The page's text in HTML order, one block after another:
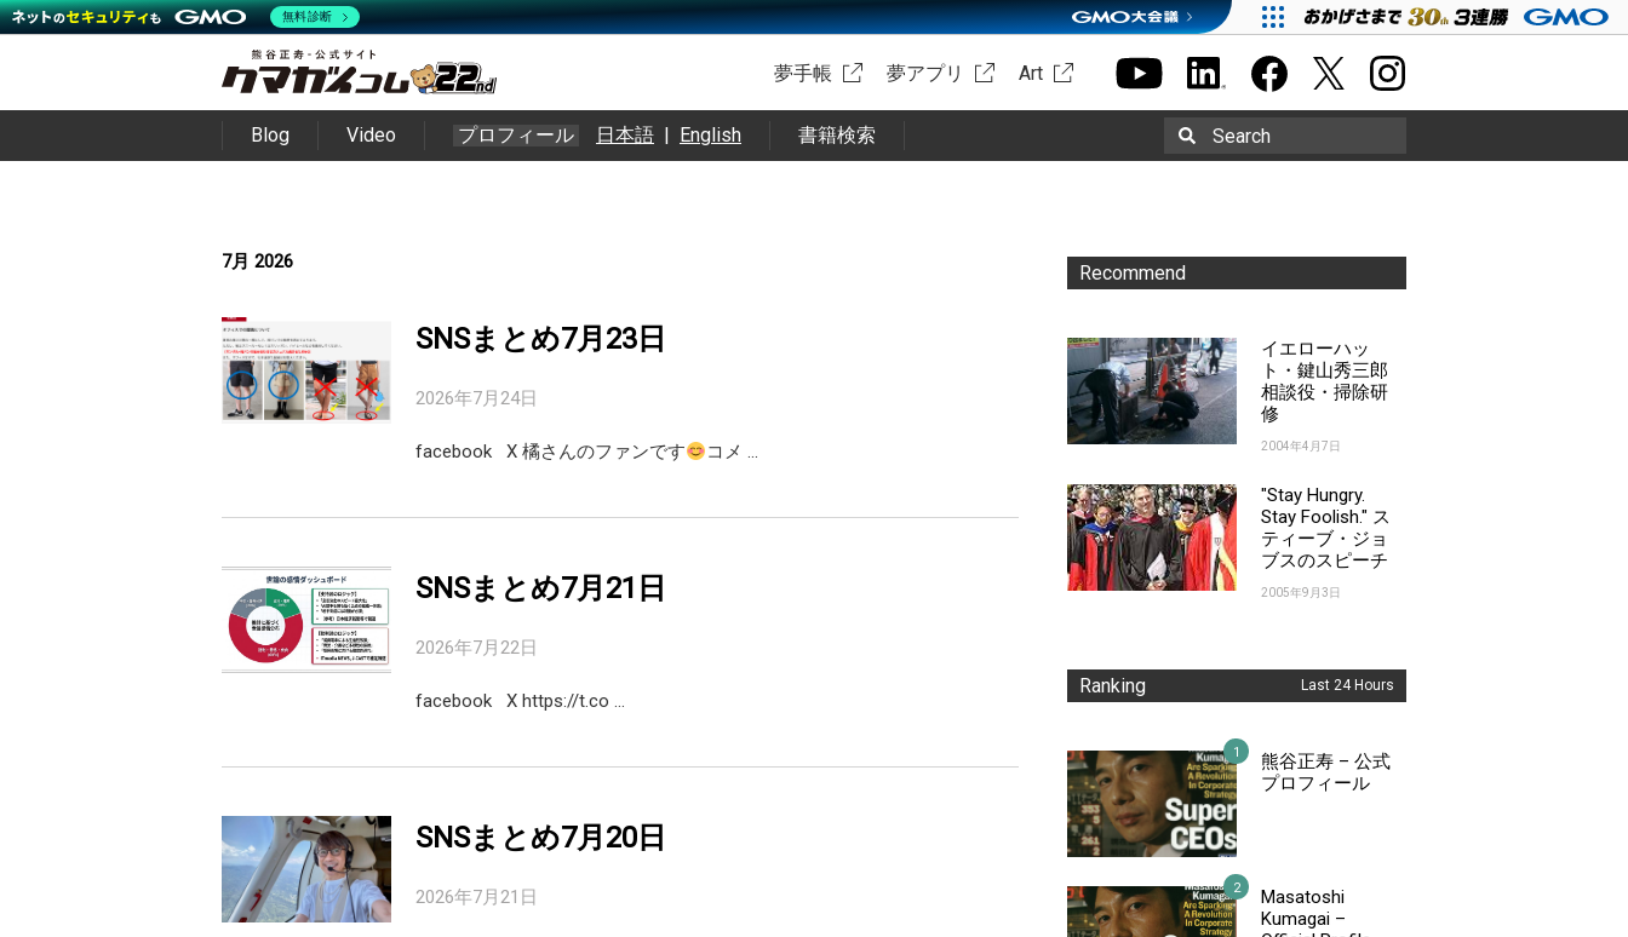
夢手帳 夢アプリ Art
Blog Video プロフィール 日本語 | English 書籍検索 Search
7月 2026
SNSまとめ7月23日
2026年7月24日
facebook X 橘さんのファンです コメ …
SNSまとめ7月21日
2026年7月22日
facebook X https://t.co …
SNSまとめ7月20日
2026年7月21日
Recommend
イエローハッ
ト・鍵山秀三郎
相談役・掃除研
修
2004年4月7日
"Stay Hungry.
Stay Foolish." ス
ティーブ・ジョ
ブスのスピーチ
2005年9月3日
Ranking Last 24 Hours
熊谷正寿 – 公式
プロフィール
Masatoshi
Kumagai –
無料診断